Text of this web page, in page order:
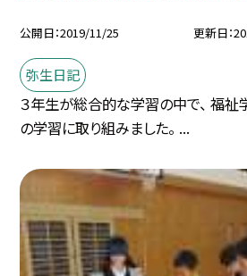
公開日 2019/11/25 更新日
弥生日記
３年生が総合的な学習の中で、 福
の学習に取り組みました。 ...